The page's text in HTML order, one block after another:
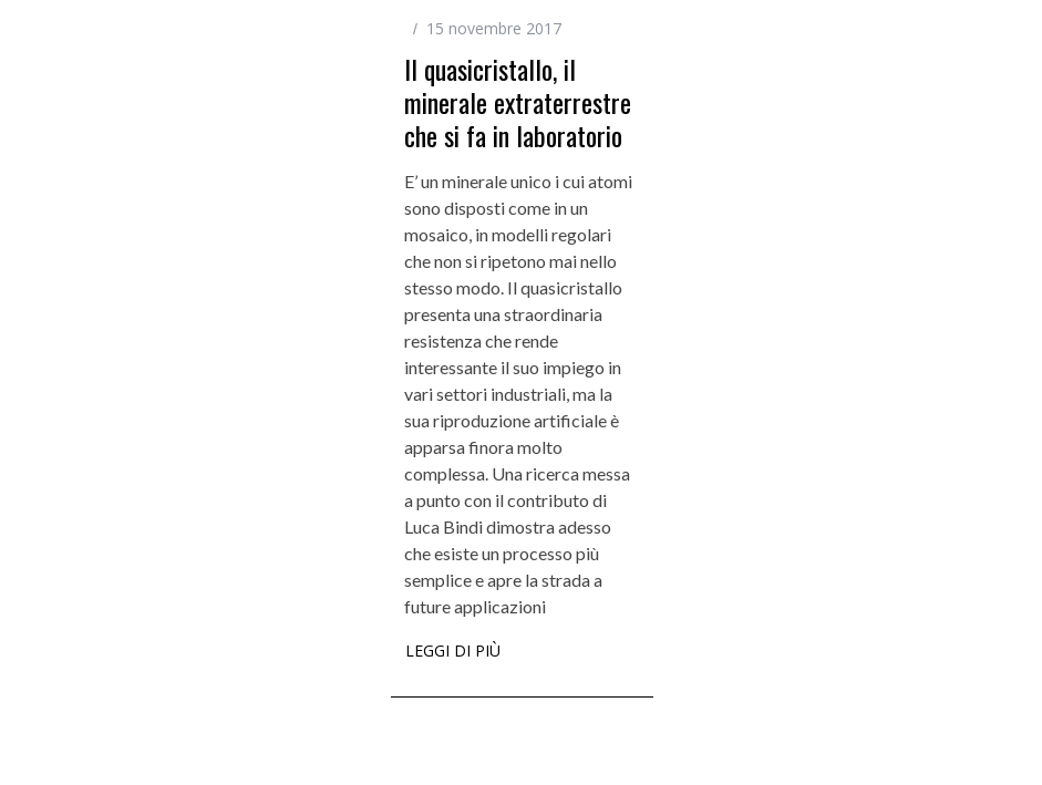
15 novembre 2017
Il quasicristallo, il
minerale extraterrestre
che si fa in laboratorio
E’ un minerale unico i cui atomi
sono disposti come in un
mosaico, in modelli regolari
che non si ripetono mai nello
stesso modo. Il quasicristallo
presenta una straordinaria
resistenza che rende
interessante il suo impiego in
vari settori industriali, ma la
sua riproduzione artificiale è
apparsa finora molto
complessa. Una ricerca messa
a punto con il contributo di
Luca Bindi dimostra adesso
che esiste un processo più
semplice e apre la strada a
future applicazioni
LEGGI DI PIÙ